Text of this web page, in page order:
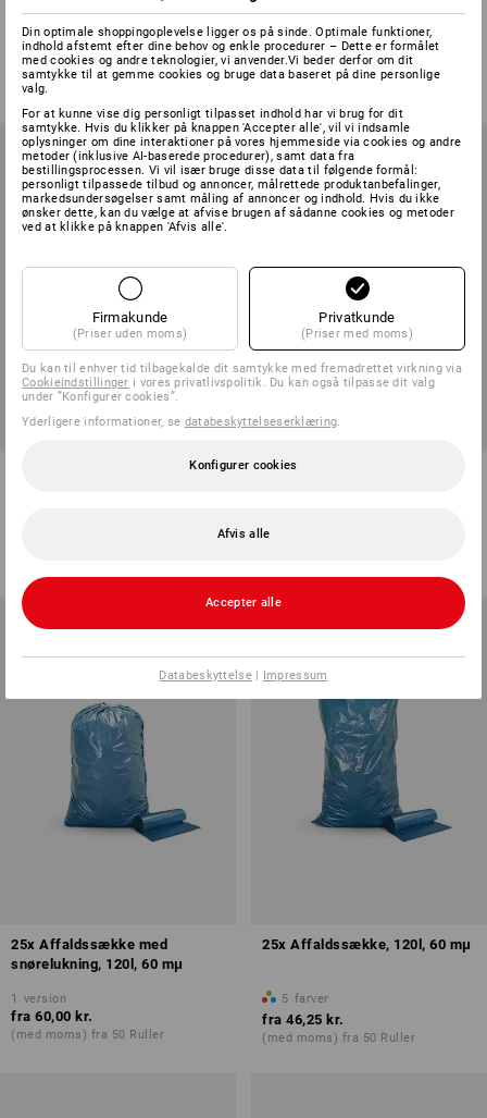
papirhåndklæder
version
fra 198,75 kr.
(med moms) fra 2 Stk.
1 version
fra 798,75 kr.
(med moms) fra 3 Stk.
Vægholder til affaldssække
fra
25x Affaldssække med
snørelukning, 120l, 60 mμ
1 version
fra 60,00 kr.
(med moms) fra 50 Ruller
25x Affaldssække, 120l, 60 mμ
5 farver
fra 46,25 kr.
(med moms) fra 50 Ruller
Din optimale shoppingoplevelse ligger os på sinde. Optimale funktioner,
indhold afstemt efter dine behov og enkle procedurer – Dette er formålet
med cookies og andre teknologier, vi anvender.Vi beder derfor om dit
samtykke til at gemme cookies og bruge data baseret på dine personlige
valg.
For at kunne vise dig personligt tilpasset indhold har vi brug for dit
samtykke. Hvis du klikker på knappen 'Accepter alle', vil vi indsamle
oplysninger om dine interaktioner på vores hjemmeside via cookies og andre
metoder (inklusive AI-baserede procedurer), samt data fra
bestillingsprocessen. Vi vil især bruge disse data til følgende formål:
personligt tilpassede tilbud og annoncer, målrettede produktanbefalinger,
markedsundersøgelser samt måling af annoncer og indhold. Hvis du ikke
ønsker dette, kan du vælge at afvise brugen af sådanne cookies og metoder
ved at klikke på knappen 'Afvis alle'.
Firmakunde
(Priser uden moms)
Privatkunde
(Priser med moms)
Du kan til enhver tid tilbagekalde dit samtykke med fremadrettet virkning via
Cookieindstillinger i vores privatlivspolitik. Du kan også tilpasse dit valg
under ”Konfigurer cookies”.
Yderligere informationer, se databeskyttelseserklæring.
Konfigurer cookies
Afvis alle
Accepter alle
Databeskyttelse| Impressum